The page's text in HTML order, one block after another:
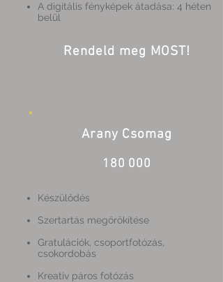
A digitális fényképek átadása: 4 héten
belül
Rendeld meg MOST!
Arany Csomag
180 000
Készülődés
Szertartás megörökítése
Gratulációk, csoportfotózás,
csokordobás
Kreatív páros fotózás